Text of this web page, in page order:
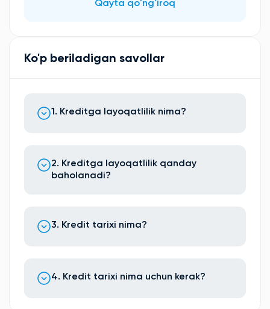
Qayta qo'ng'iroq
Ko'p beriladigan savollar
1. Kreditga layoqatlilik nima?
2. Kreditga layoqatlilik qanday
baholanadi?
3. Kredit tarixi nima?
4. Kredit tarixi nima uchun kerak?